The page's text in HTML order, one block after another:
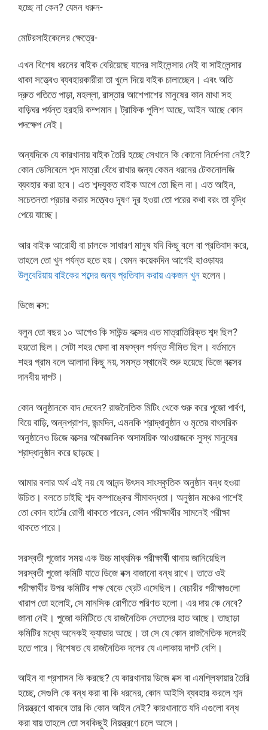
হচ্ছে না কেন? যেমন ধরুন-
মোটরসাইকেলের ক্ষেত্রে-
এখন বিশেষ ধরনের বাইক বেরিয়েছে যাদের সাইলেন্সার নেই বা সাইলেন্সার
থাকা সত্ত্বেও ব্যবহারকারীরা তা খুলে দিয়ে বাইক চালাচ্ছেন। এবং অতি
দ্রুত গতিতে পাড়া, মহল্লা, রাস্তার আশেপাশের মানুষের কান মাথা সহ
বাড়িঘর পর্যন্ত হরহরি কম্পমান। ট্রাফিক পুলিশ আছে, আইন আছে কোন
পদক্ষেপ নেই।
অন্যদিকে যে কারখানায় বাইক তৈরি হচ্ছে সেখানে কি কোনো নির্দেশনা নেই?
কোন ডেসিবেলে শব্দ মাত্রা বেঁধে রাখার জন্য কেমন ধরনের টেকনোলজি
ব্যবহার করা হবে। এত শব্দযুক্ত বাইক আগে তো ছিল না। এত আইন,
সচেতনতা প্রচার করার সত্ত্বেও দূষণ দূর হওয়া তো পরের কথা বরং তা বৃদ্ধি
পেয়ে যাচ্ছে।
আর বাইক আরোহী বা চালকে সাধারণ মানুষ যদি কিছু বলে বা প্রতিবাদ করে,
তাহলে তো খুন পর্যন্ত হতে হয়। যেমন কয়েকদিন আগেই হাওড়াযর
উলুবেরিয়ায় বাইকের শব্দের জন্য প্রতিবাদ করায় একজন খুন হলেন।
ডিজে বক্স:
বলুন তো বছর ১০ আগেও কি সাউন্ড বক্সের এত মাত্রাতিরিক্ত শব্দ ছিল?
হয়তো ছিল। সেটা শহর ঘেসা বা মফস্বল পর্যন্ত সীমিত ছিল। বর্তমানে
শহর গ্রাম বলে আলাদা কিছু নয়, সমস্ত স্থানেই শুরু হয়েছে ডিজে বক্সের
দানবীয় দাপট।
কোন অনুষ্ঠানকে বাদ দেবেন? রাজনৈতিক মিটিং থেকে শুরু করে পূজো পার্বণ,
বিয়ে বাড়ি, অন্নপ্রাশন, জন্মদিন, এমনকি শ্রাদ্ধানুষ্ঠান ও মৃতের বাৎসরিক
অনুষ্ঠানেও ডিজে বক্সের অবৈজ্ঞানিক অসাময়িক আওয়াজকে সুস্থ মানুষের
শ্রাদ্ধানুষ্ঠান করে ছাড়ছে।
আমার বলার অর্থ এই নয় যে আনন্দ উৎসব সাংস্কৃতিক অনুষ্ঠান বন্ধ হওয়া
উচিত। বলতে চাইছি শব্দ কম্পাঙ্কের সীমাবদ্ধতা। অনুষ্ঠান মঞ্চের পাশেই
তো কোন হার্টের রোগী থাকতে পারেন, কোন পরীক্ষার্থীর সামনেই পরীক্ষা
থাকতে পারে।
সরস্বতী পূজোর সময় এক উচ্চ মাধ্যমিক পরীক্ষার্থী থানায় জানিয়েছিল
সরস্বতী পুজো কমিটি যাতে ডিজে বক্স বাজানো বন্ধ রাখে। তাতে ওই
পরীক্ষার্থীর উপর কমিটির পক্ষ থেকে থ্রেট এসেছিল। বেচারীর পরীক্ষাগুলো
খারাপ তো হলোই, সে মানসিক রোগীতে পরিণত হলো। এর দায় কে নেবে?
জানা নেই। পুজো কমিটিতে যে রাজনৈতিক নেতাদের হাত আছে। তাছাড়া
কমিটির মধ্যে অনেকই ক্যাডার আছে। তা সে যে কোন রাজনৈতিক দলেরই
হতে পারে। বিশেষত যে রাজনৈতিক দলের যে এলাকায় দাপট বেশি।
আইন বা প্রশাসন কি করছে? যে কারখানায় ডিজে বক্স বা এমপ্লিফায়ার তৈরি
হচ্ছে, সেগুলি কে বন্ধ করা বা কি ধরনের, কোন আইসি ব্যবহার করলে শব্দ
নিয়ন্ত্রণে থাকবে তার কি কোন আইন নেই? কারখানাতে যদি এগুলো বন্ধ
করা যায় তাহলে তো সবকিছুই নিয়ন্ত্রণে চলে আসে।